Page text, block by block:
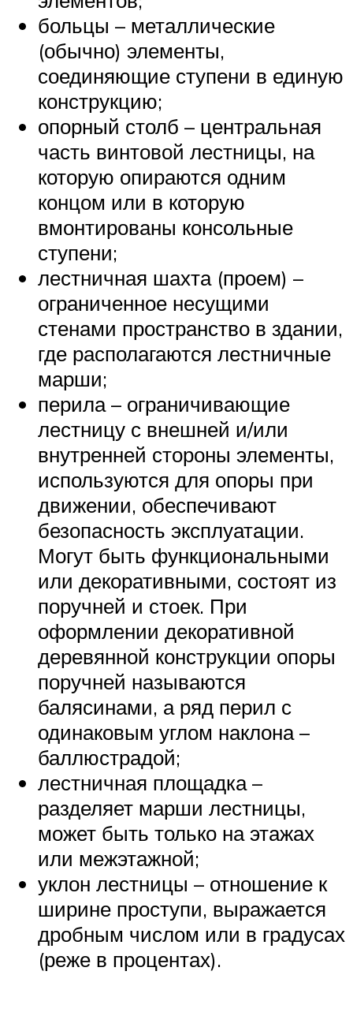
больцы – металлические
(обычно) элементы,
соединяющие ступени в единую
конструкцию;
опорный столб – центральная
часть винтовой лестницы, на
которую опираются одним
концом или в которую
вмонтированы консольные
ступени;
лестничная шахта (проем) –
ограниченное несущими
стенами пространство в здании,
где располагаются лестничные
марши;
перила – ограничивающие
лестницу с внешней и/или
внутренней стороны элементы,
используются для опоры при
движении, обеспечивают
безопасность эксплуатации.
Могут быть функциональными
или декоративными, состоят из
поручней и стоек. При
оформлении декоративной
деревянной конструкции опоры
поручней называются
балясинами, а ряд перил с
одинаковым углом наклона –
баллюстрадой;
лестничная площадка –
разделяет марши лестницы,
может быть только на этажах
или межэтажной;
уклон лестницы – отношение к
ширине проступи, выражается
дробным числом или в градусах
(реже в процентах).